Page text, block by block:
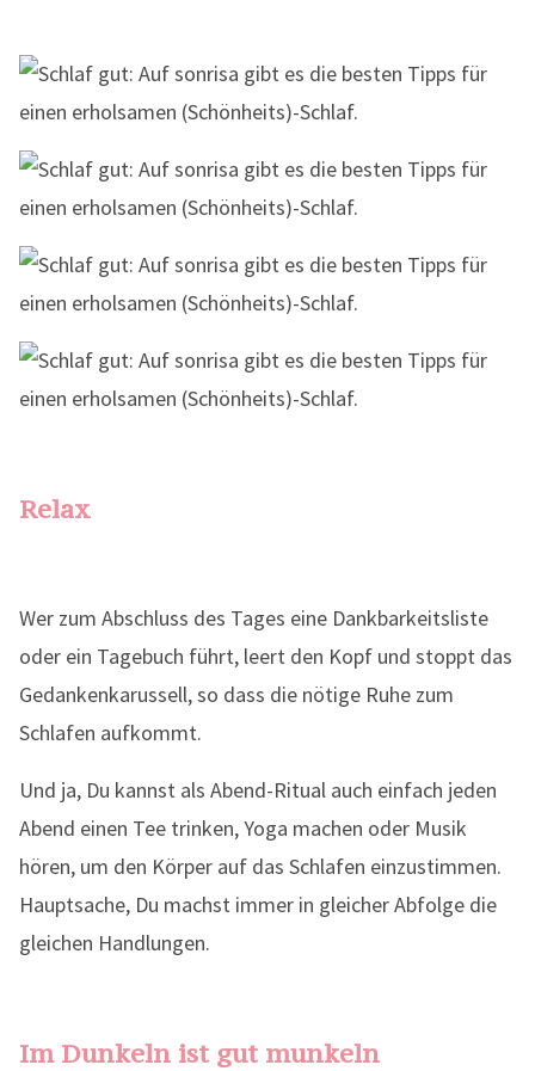
Relax
Wer zum Abschluss des Tages eine Dankbarkeitsliste
oder ein Tagebuch führt, leert den Kopf und stoppt das
Gedankenkarussell, so dass die nötige Ruhe zum
Schlafen aufkommt.
Und ja, Du kannst als Abend-Ritual auch einfach jeden
Abend einen Tee trinken, Yoga machen oder Musik
hören, um den Körper auf das Schlafen einzustimmen.
Hauptsache, Du machst immer in gleicher Abfolge die
gleichen Handlungen.
Im Dunkeln ist gut munkeln